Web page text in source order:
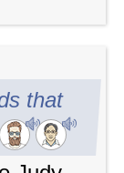
that